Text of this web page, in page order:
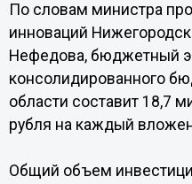
По словам министра
инноваций
Нефедова, бюджетный
консолидированного
области составит 18,7
рубля на каждый
Общий объем